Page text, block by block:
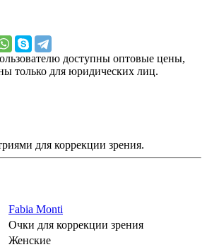
доступны оптовые цены,
только для юридических лиц.
для коррекции зрения.
Fabia Monti
Очки для коррекции зрения
Женские